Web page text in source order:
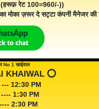
रेट 100=960/-))
मोका ज़रूर दे सट्टा कंपनी मैनेजर की
No 1 खाईवाल
KHAIWAL ⭕️
--- 12:30 PM
---- 1:30 PM
2:30 PM